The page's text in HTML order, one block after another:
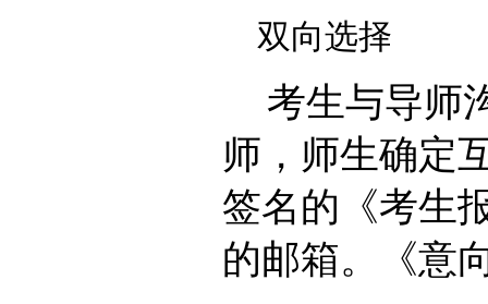
双向选择
考生与导师
师，师生确定
签名的《考生
的邮箱。《意